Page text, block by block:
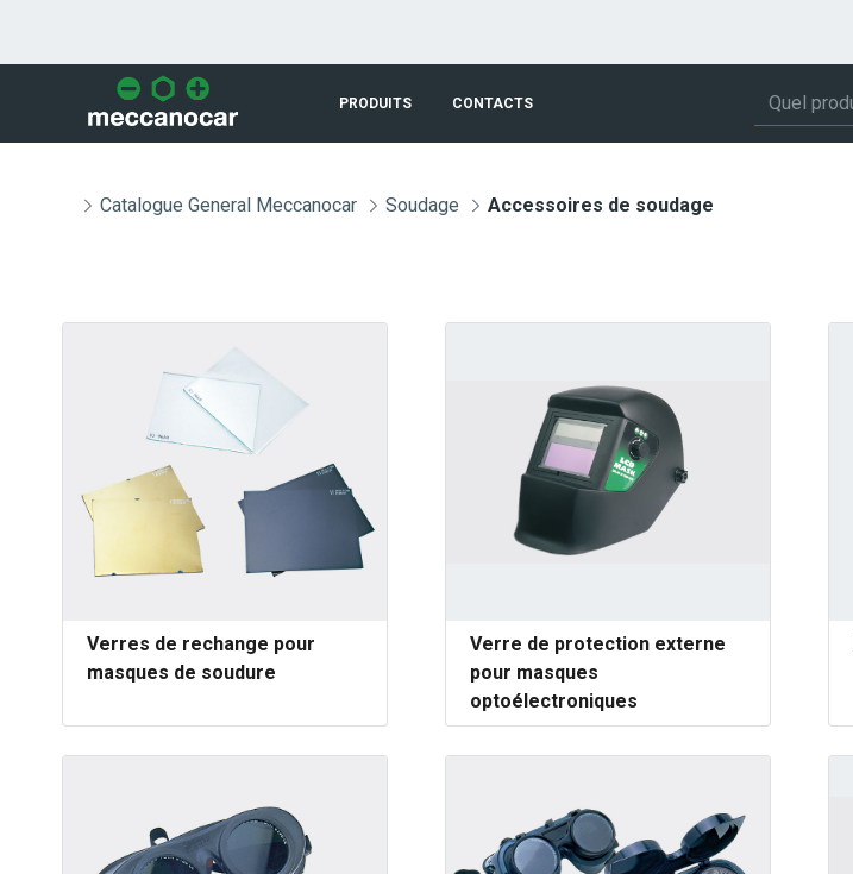
PRODUITS CONTACTS
Catalogue General Meccanocar Soudage Accessoires de soudage
Verres de rechange pour
masques de soudure
Verre de protection externe
pour masques
optoélectroniques